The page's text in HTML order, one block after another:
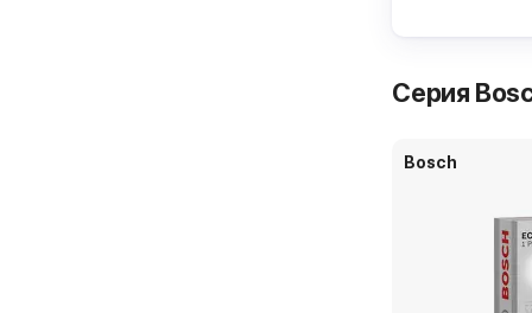
г. Москва, ш
Bosch Eco
Серия
Bosch